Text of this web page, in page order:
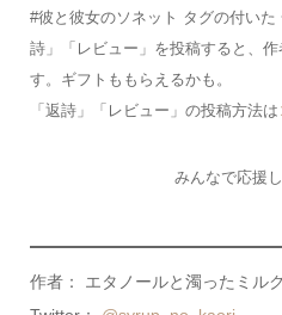
#彼と彼女のソネット タグの付い
詩」「レビュー」を投稿すると、
す。ギフトももらえるかも。
「返詩」「レビュー」の投稿方法は
みんなで応援
作者： エタノールと濁ったミルク